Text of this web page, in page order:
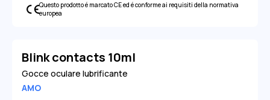
Questo prodotto é marcato CE ed é conforme ai requisiti della normativa
europea
Blink contacts 10ml
Gocce oculare lubrificante
AMO